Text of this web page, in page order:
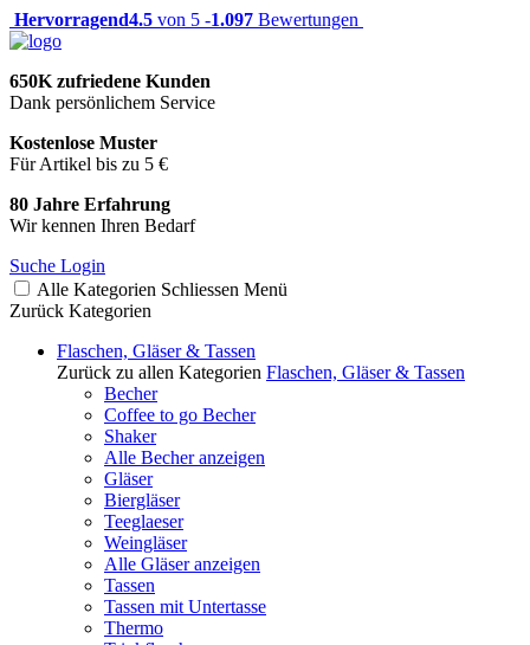
Hervorragend4.5 von 5 -1.097 Bewertungen
650K zufriedene Kunden
Dank persönlichem Service
Kostenlose Muster
Für Artikel bis zu 5 €
80 Jahre Erfahrung
Wir kennen Ihren Bedarf
Suche Login
Alle Kategorien Schliessen Menü
Zurück Kategorien
Flaschen, Gläser & Tassen
Zurück zu allen Kategorien Flaschen, Gläser & Tassen
Becher
Coffee to go Becher
Shaker
Alle Becher anzeigen
Gläser
Biergläser
Teeglaeser
Weingläser
Alle Gläser anzeigen
Tassen
Tassen mit Untertasse
Thermo